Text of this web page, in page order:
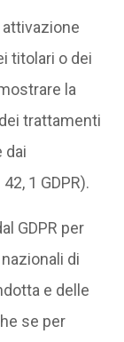
titolari o dei
la
trattamenti
dai
1 GDPR).
GDPR per
di
e delle
se per